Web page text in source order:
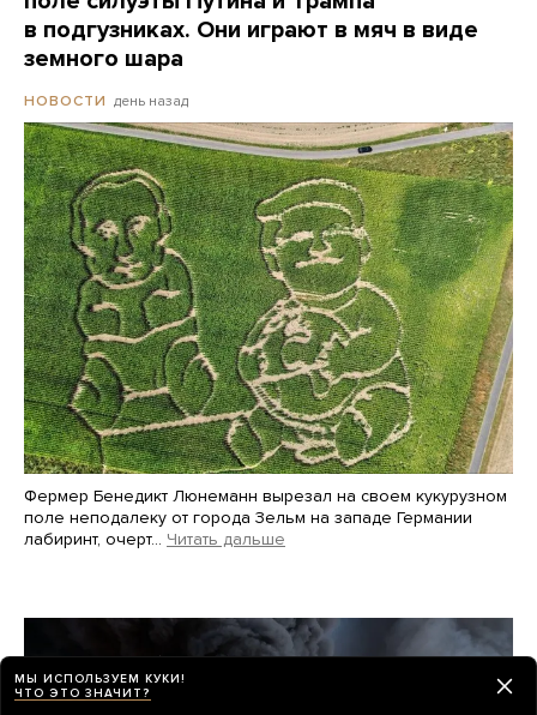
в подгузниках. Они играют в мяч в виде
земного шара
НОВОСТИ день назад
Фермер Бенедикт Люнеманн вырезал на своем кукурузном
поле неподалеку от города Зельм на западе Германии
лабиринт, очерт… Читать дальше
МЫ ИСПОЛЬЗУЕМ КУКИ!
ЧТО ЭТО ЗНАЧИТ?